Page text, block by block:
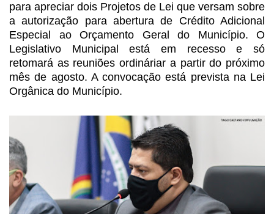
para apreciar dois Projetos de Lei que versam sobre
a autorização para abertura de CréditoAdicional
Especial ao Orçamento Geral do Município. O
Legislativo Municipal está em recesso e só
retomará as reuniões ordináriar a partir do próximo
mês de agosto. A convocação está previstana Lei
Orgânica do Município.